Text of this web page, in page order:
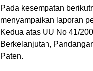
Pada kesempatan
menyampaikan laporan
Kedua atas UU No 41/
Berkelanjutan,
Paten.